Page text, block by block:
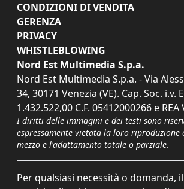
CONDIZIONI DI VENDITA
GERENZA
PRIVACY
WHISTLEBLOWING
Nord Est Multimedia S.p.a.
Nord Est Multimedia S.p.a. - Via
34, 30171 Venezia (VE). Cap. Soc. i.v.
1.432.522,00 C.F. 05412000266 e REA
I diritti delle immagini e dei testi sono
espressamente vietata la loro riproduzione
mezzo e l'adattamento totale o parziale.
Per qualsiasi necessità o domanda,